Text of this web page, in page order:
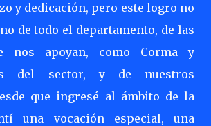
y dedicación, pero este logro no
de todo el departamento, de las
nos apoyan, como Corma y
del sector, y de nuestros
que ingresé al ámbito de la
una vocación especial, una